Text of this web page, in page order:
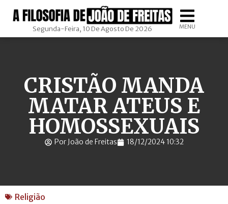
Segunda-Feira, 10 De Agosto De 2026 MENU
CRISTÃO MANDA
MATAR ATEUS E
HOMOSSEXUAIS
Por João de Freitas 18/12/2024 10:32
Religião